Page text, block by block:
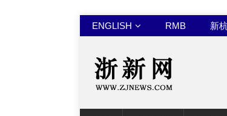
ENGLISH RMB 新